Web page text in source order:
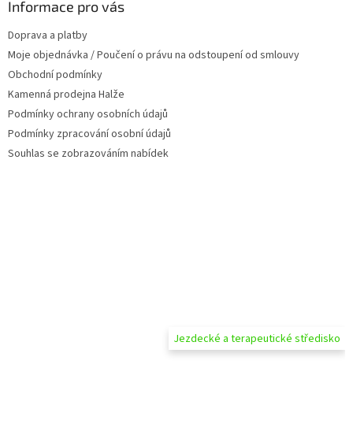
Informace pro vás
Doprava a platby
Moje objednávka / Poučení o právu na odstoupení od smlouvy
Obchodní podmínky
Kamenná prodejna Halže
Podmínky ochrany osobních údajů
Podmínky zpracování osobní údajů
Souhlas se zobrazováním nabídek
Jezdecké a terapeutické středisko